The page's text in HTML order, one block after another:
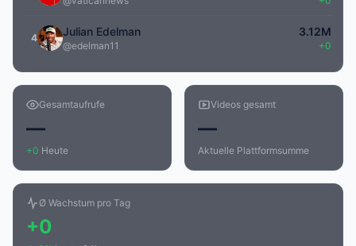
4 Julian Edelman
@edelman11
3.12M
+0
Gesamtaufrufe
—
+0 Heute
Videos gesamt
—
Aktuelle Plattformsumme
Ø Wachstum pro Tag
+0